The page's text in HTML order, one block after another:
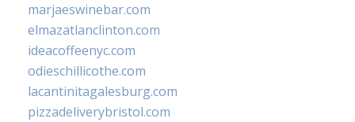
marjaeswinebar.com
elmazatlanclinton.com
ideacoffeenyc.com
odieschillicothe.com
lacantinitagalesburg.com
pizzadeliverybristol.com